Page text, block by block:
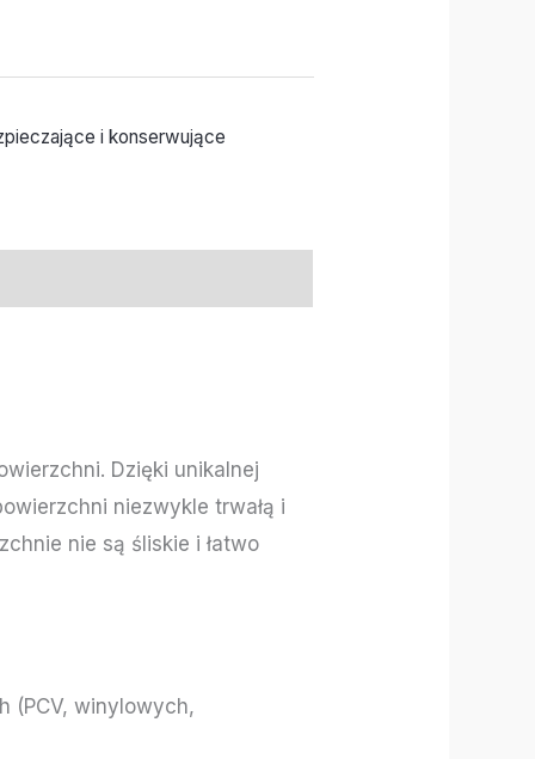
i konserwujące
Dzięki unikalnej
niezwykle trwałą i
nie są śliskie i łatwo
(PCV, winylowych,